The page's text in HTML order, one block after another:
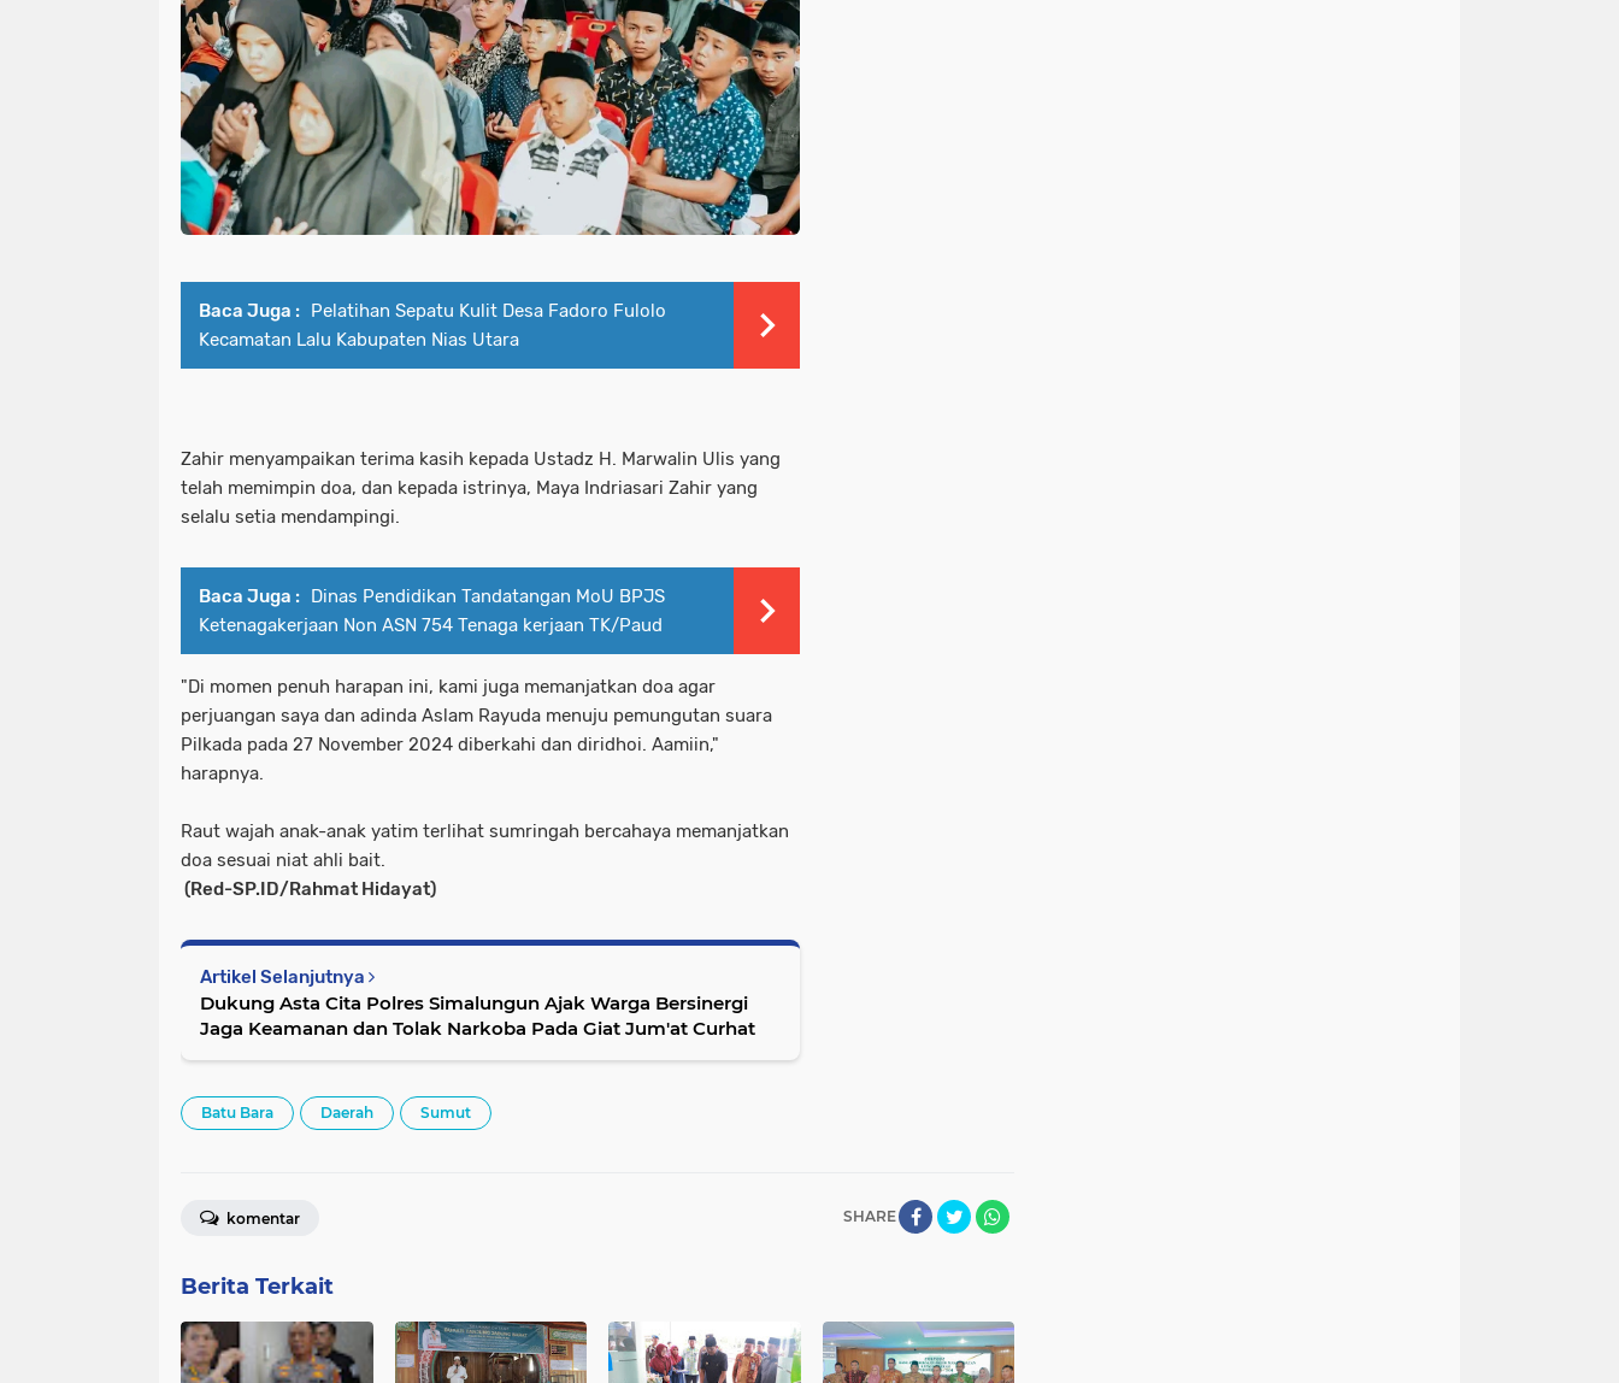
Baca Juga :
Pelatihan Sepatu Kulit Desa Fadoro Fulolo
Kecamatan Lalu Kabupaten Nias Utara
Zahir menyampaikan terima kasih kepada Ustadz H. Marwalin Ulis yang
telah memimpin doa, dan kepada istrinya, Maya Indriasari Zahir yang
selalu setia mendampingi.
Baca Juga :
Dinas Pendidikan Tandatangan MoU BPJS
Ketenagakerjaan Non ASN 754 Tenaga kerjaan TK/Paud
"Di momen penuh harapan ini, kami juga memanjatkan doa agar
perjuangan saya dan adinda Aslam Rayuda menuju pemungutan suara
Pilkada pada 27 November 2024 diberkahi dan diridhoi. Aamiin,"
harapnya.
Raut wajah anak-anak yatim terlihat sumringah bercahaya memanjatkan
doa sesuai niat ahli bait.
(Red-SP.ID/Rahmat Hidayat)
Artikel Selanjutnya
Dukung Asta Cita Polres Simalungun Ajak Warga Bersinergi
Jaga Keamanan dan Tolak Narkoba Pada Giat Jum'at Curhat
Batu Bara Daerah Sumut
SHARE
komentar
Berita Terkait